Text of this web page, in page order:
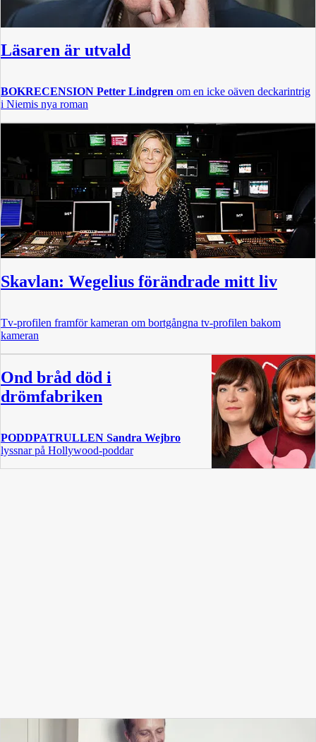
Läsaren är utvald
BOKRECENSION Petter Lindgren om en icke oäven deckarintrig
i Niemis nya roman
Skavlan: Wegelius förändrade mitt liv
Tv-profilen framför kameran om bortgångna tv-profilen bakom
kameran
Ond bråd död i
drömfabriken
PODDPATRULLEN Sandra Wejbro
lyssnar på Hollywood-poddar